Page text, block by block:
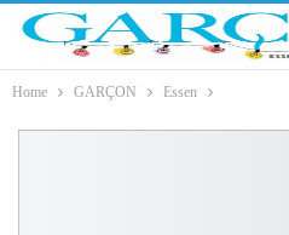
Home GARÇON Essen